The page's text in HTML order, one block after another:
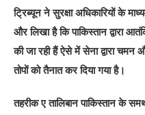
ट्रिब्यून ने सुरक्षा अधिकारियों के
और लिखा है कि पाकिस्तान द्वारा
की जा रही हैं ऐसे में सेना द्वारा
तोपों को तैनात कर दिया गया है।
तहरीक ए तालिबान पाकिस्तान के